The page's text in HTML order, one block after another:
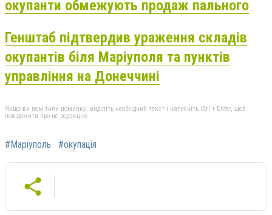
окупанти обмежують продаж пального
Генштаб підтвердив ураження складів
окупантів біля Маріуполя та пунктів
управління на Донеччині
Якщо ви помітили помилку, виділіть необхідний текст і натисніть Ctrl + Enter, щоб
повідомити про це редакцію
#Маріуполь #окупація